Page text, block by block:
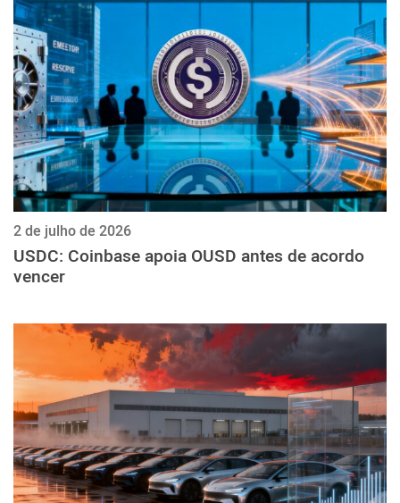
2 de julho de 2026
USDC: Coinbase apoia OUSD antes de acordo
vencer